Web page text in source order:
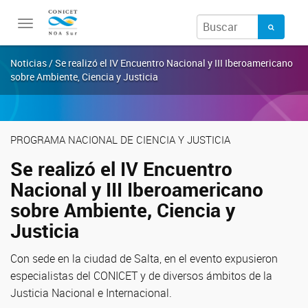
Toggle
navigation
Noticias / Se realizó el IV Encuentro Nacional y III Iberoamericano
sobre Ambiente, Ciencia y Justicia
PROGRAMA NACIONAL DE CIENCIA Y JUSTICIA
Se realizó el IV Encuentro
Nacional y III Iberoamericano
sobre Ambiente, Ciencia y
Justicia
Con sede en la ciudad de Salta, en el evento expusieron
especialistas del CONICET y de diversos ámbitos de la
Justicia Nacional e Internacional.